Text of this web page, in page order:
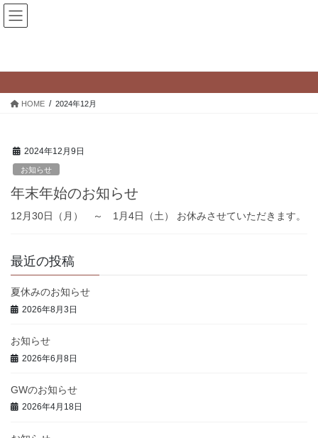
コ
ン
ス
ナ
ビ
ン
HOME 2024年12月
2024年12月9日
お知らせ
年末年始のお知らせ
12月30日（月） ～ 1月4日（土） お休みさせていただきます。
最近の投稿
夏休みのお知らせ
2026年8月3日
お知らせ
2026年6月8日
GWのお知らせ
2026年4月18日